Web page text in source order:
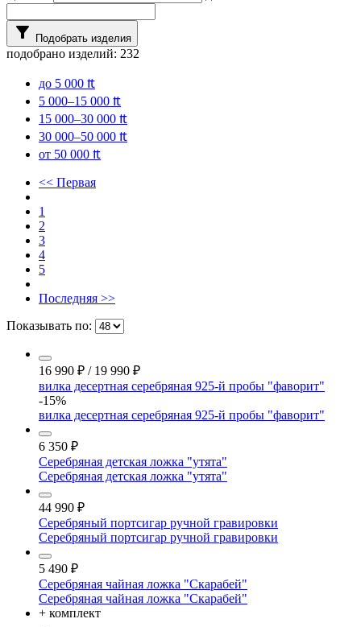
filter_alt Подобрать изделия
подобрано изделий: 232
до 5 000 ₶
5 000–15 000 ₶
15 000–30 000 ₶
30 000–50 000 ₶
от 50 000 ₶
<< Первая
1
2
3
4
5
Последняя >>
Показывать по:
16 990 ₽ / 19 990 ₽
вилка десертная серебряная 925-й пробы "фаворит"
-15%
вилка десертная серебряная 925-й пробы "фаворит"
6 350 ₽
Серебряная детская ложка "утята"
Серебряная детская ложка "утята"
44 990 ₽
Серебряный портсигар ручной гравировки
Серебряный портсигар ручной гравировки
5 490 ₽
Серебряная чайная ложка "Скарабей"
Серебряная чайная ложка "Скарабей"
+ комплект